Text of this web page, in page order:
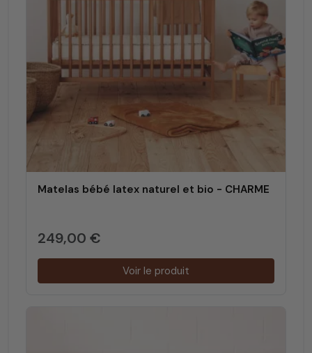
Matelas bébé latex naturel et bio - CHARME
249,00 €
Voir le produit